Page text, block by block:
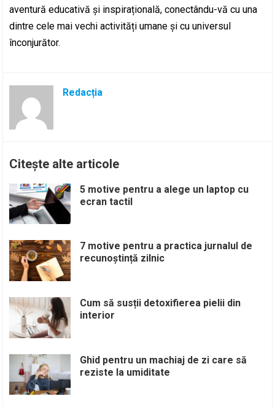
aventură educativă și inspirațională, conectându-vă cu una
dintre cele mai vechi activități umane și cu universul
înconjurător.
Redacția
Citește alte articole
5 motive pentru a alege un laptop cu
ecran tactil
7 motive pentru a practica jurnalul de
recunoștință zilnic
Cum să susții detoxifierea pielii din
interior
Ghid pentru un machiaj de zi care să
reziste la umiditate